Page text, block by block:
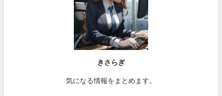
きさらぎ
気になる情報をまとめます。